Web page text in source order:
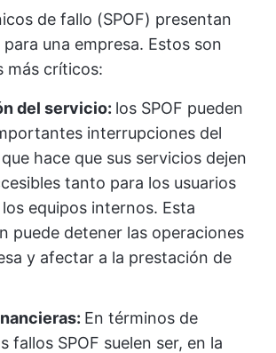
de fallo (SPOF) presentan
una empresa. Estos son
más críticos:
del servicio: los SPOF pueden
interrupciones del
hace que sus servicios dejen
tanto para los usuarios
equipos internos. Esta
puede detener las operaciones
y afectar a la prestación de
En términos de
fallos SPOF suelen ser, en la